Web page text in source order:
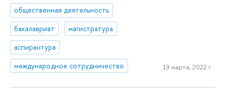
общественная деятельность
бакалавриат
магистратура
аспирантура
международное сотрудничество
19 марта, 2022 г.